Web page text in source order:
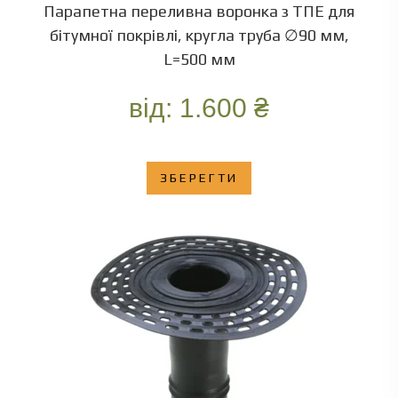
Парапетна переливна воронка з ТПЕ для
бітумної покрівлі, кругла труба ∅90 мм,
L=500 мм
від: 1.600 ₴
ЗБЕРЕГТИ